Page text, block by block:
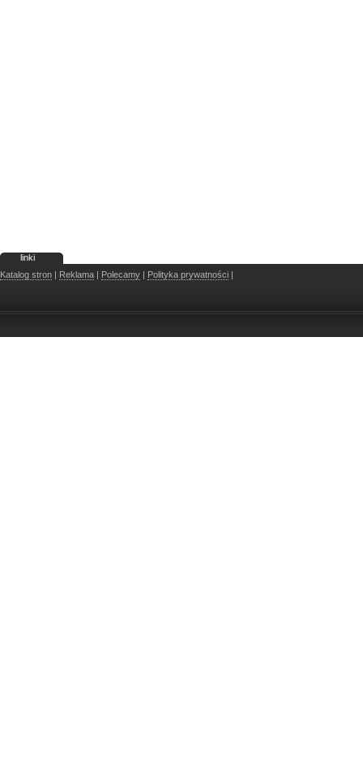
linki
Katalog stron | Reklama | Polecamy | Polityka prywatności |